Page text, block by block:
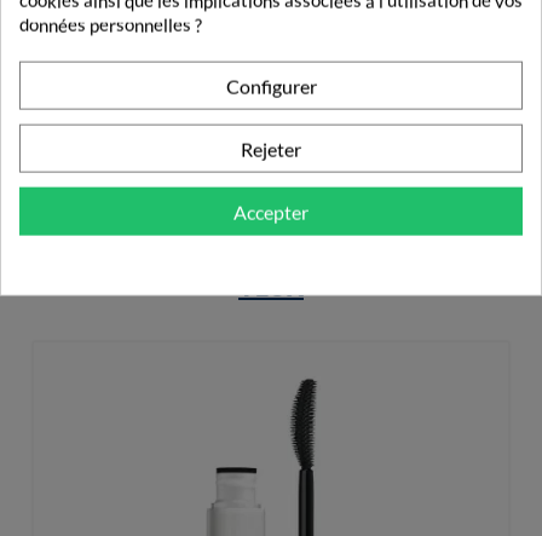
4,90 €
PRODUITS DE LA MÊME CATÉGORIE
données personnelles ?
Configurer
Rejeter
Accepter